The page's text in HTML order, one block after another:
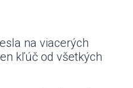
na viacerých
kľúč od všetkých